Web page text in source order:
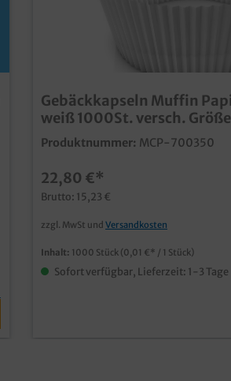
Gebäckkapseln Muffin
weiß 1000St. versch.
Produktnummer: MCP-700350
22,80 €*
Brutto: 15,23 €
zzgl. MwSt und Versandkosten
Inhalt: 1000 Stück (0,01 €* / 1 Stück)
Sofort verfügbar, Lieferzeit: 1-3 Tage